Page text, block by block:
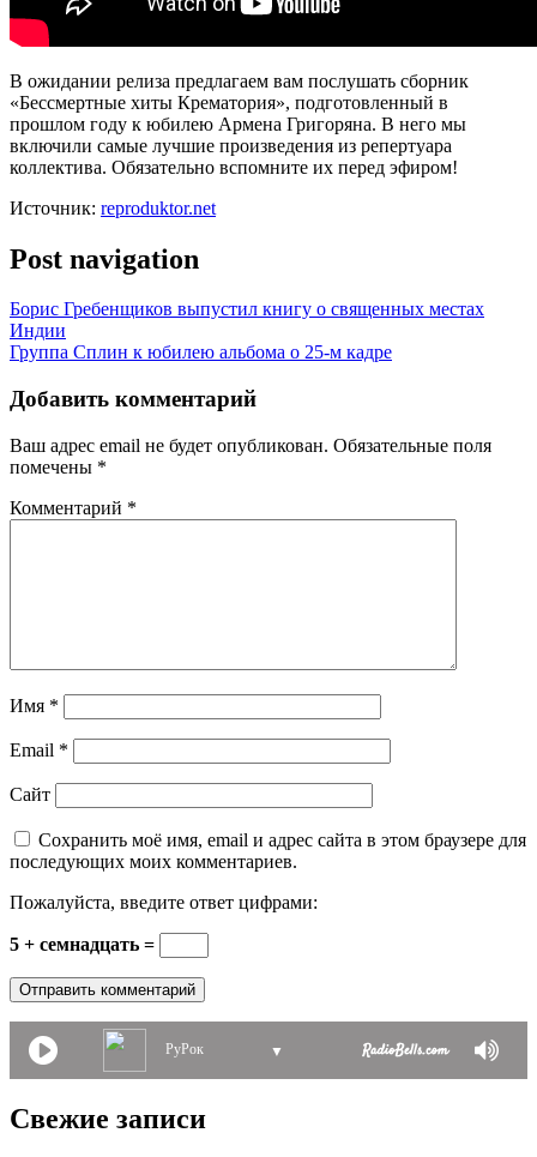
В ожидании релиза предлагаем вам послушать сборник
«Бессмертные хиты Крематория», подготовленный в
прошлом году к юбилею Армена Григоряна. В него мы
включили самые лучшие произведения из репертуара
коллектива. Обязательно вспомните их перед эфиром!
Источник: reproduktor.net
Post navigation
Борис Гребенщиков выпустил книгу о священных местах
Индии
Группа Сплин к юбилею альбома о 25-м кадре
Добавить комментарий
Ваш адрес email не будет опубликован. Обязательные поля
помечены *
Комментарий *
Имя *
Email *
Сайт
Сохранить моё имя, email и адрес сайта в этом браузере для
последующих моих комментариев.
Пожалуйста, введите ответ цифрами:
5 + семнадцать =
РуРок ▼
Свежие записи